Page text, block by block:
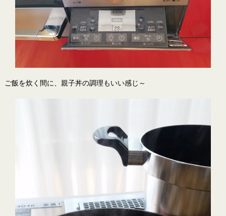
ご飯を炊く間に、親子丼の調理もいい感じ～